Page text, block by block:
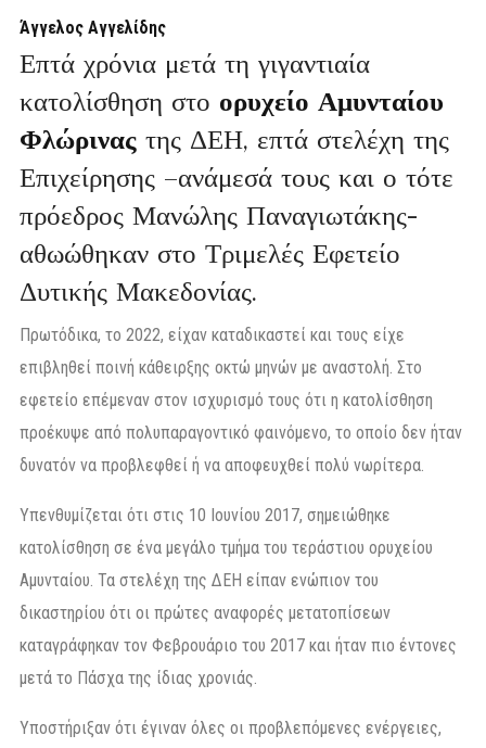
Άγγελος Αγγελίδης
Επτά χρόνια μετά τη γιγαντιαία
κατολίσθηση στο ορυχείο Αμυνταίου
Φλώρινας της ΔΕΗ, επτά στελέχη της
Επιχείρησης –ανάμεσά τους και ο τότε
πρόεδρος Μανώλης Παναγιωτάκης-
αθωώθηκαν στο Τριμελές Εφετείο
Δυτικής Μακεδονίας.
Πρωτόδικα, το 2022, είχαν καταδικαστεί και τους είχε
επιβληθεί ποινή κάθειρξης οκτώ μηνών με αναστολή. Στο
εφετείο επέμεναν στον ισχυρισμό τους ότι η κατολίσθηση
προέκυψε από πολυπαραγοντικό φαινόμενο, το οποίο δεν ήταν
δυνατόν να προβλεφθεί ή να αποφευχθεί πολύ νωρίτερα.
Υπενθυμίζεται ότι στις 10 Ιουνίου 2017, σημειώθηκε
κατολίσθηση σε ένα μεγάλο τμήμα του τεράστιου ορυχείου
Αμυνταίου. Τα στελέχη της ΔΕΗ είπαν ενώπιον του
δικαστηρίου ότι οι πρώτες αναφορές μετατοπίσεων
καταγράφηκαν τον Φεβρουάριο του 2017 και ήταν πιο έντονες
μετά το Πάσχα της ίδιας χρονιάς.
Υποστήριξαν ότι έγιναν όλες οι προβλεπόμενες ενέργειες,